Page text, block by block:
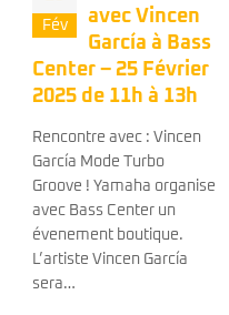
Juin
Rare Zon
Legacy
Electric Blue
datant des années
graphite.
Notre sélection